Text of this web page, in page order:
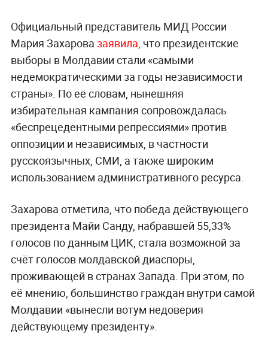
Официальный представитель МИД России
Мария Захарова заявила, что президентские
выборы в Молдавии стали «самыми
недемократическими за годы независимости
страны». По её словам, нынешняя
избирательная кампания сопровождалась
«беспрецедентными репрессиями» против
оппозиции и независимых, в частности
русскоязычных, СМИ, а также широким
использованием административного ресурса.
Захарова отметила, что победа действующего
президента Майи Санду, набравшей 55,33%
голосов по данным ЦИК, стала возможной за
счёт голосов молдавской диаспоры,
проживающей в странах Запада. При этом, по
её мнению, большинство граждан внутри самой
Молдавии «вынесли вотум недоверия
действующему президенту».